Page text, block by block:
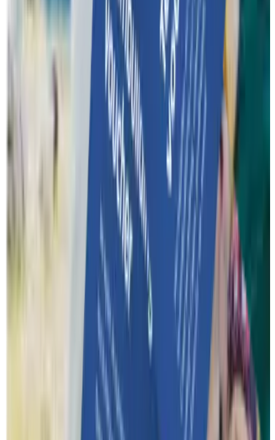
Teambuilding waardebon Contact
Over ons
Een woordje uitleg over wat je precies van Funkey mag